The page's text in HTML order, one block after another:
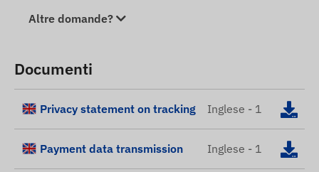
Altre domande?
Documenti
Privacy statement on tracking Inglese - 1
Payment data transmission Inglese - 1